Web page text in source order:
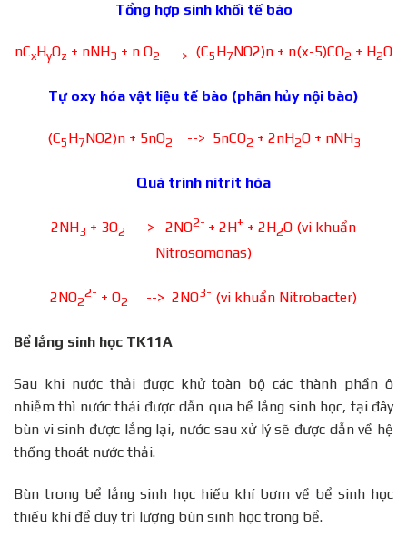
Tổng hợp sinh khối tế bào
nCxHyOz + nNH3 + n O2 --> (C5 H7NO2)n + n(x-5)CO2 + H2O
Tự oxy hóa vật liệu tế bào (phân hủy nội bào)
(C5 H7NO2)n + 5nO2 --> 5nCO2 + 2nH2O + nNH3
Quá trình nitrit hóa
2NH3 + 3O2 --> 2NO2- + 2H+ + 2H2O (vi khuẩn
Nitrosomonas)
2NO2
2- + O2 --> 2NO3- (vi khuẩn Nitrobacter)
Bể lắng sinh học TK11A
Sau khi nước thải được khử toàn bộ các thành phần ô
nhiễm thì nước thải được dẫn qua bể lắng sinh học, tại đây
bùn vi sinh được lắng lại, nước sau xử lý sẽ được dẫn về hệ
thống thoát nước thải.
Bùn trong bể lắng sinh học hiếu khí bơm về bể sinh học
thiếu khí để duy trì lượng bùn sinh học trong bể.